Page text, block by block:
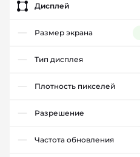
Дисплей
Размер экрана
Тип дисплея
Плотность пикселей
Разрешение
Частота обновления